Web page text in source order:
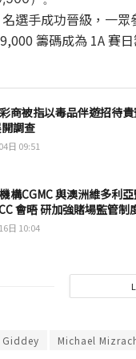
選手成功晉級，一
籌碼成為 1A 賽
商被指以毒品伴遊招待
調查
日 09:51
構CGMC 與澳洲維多利
會晤 研加強賭場監管制
日 10:04
Michael